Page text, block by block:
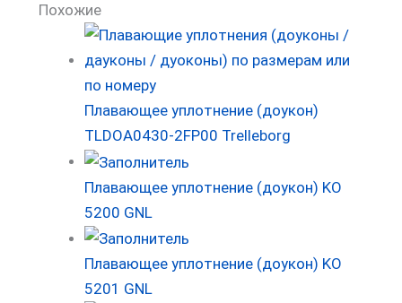
Похожие
Плавающее уплотнение (доукон)
TLDOA0430-2FP00 Trelleborg
Плавающее уплотнение (доукон) KO
5200 GNL
Плавающее уплотнение (доукон) KO
5201 GNL